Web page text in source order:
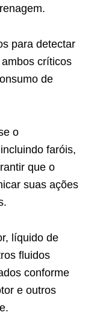
para detectar
críticos
de
o
faróis,
que o
suas ações
líquido de
fluidos
conforme
e outros